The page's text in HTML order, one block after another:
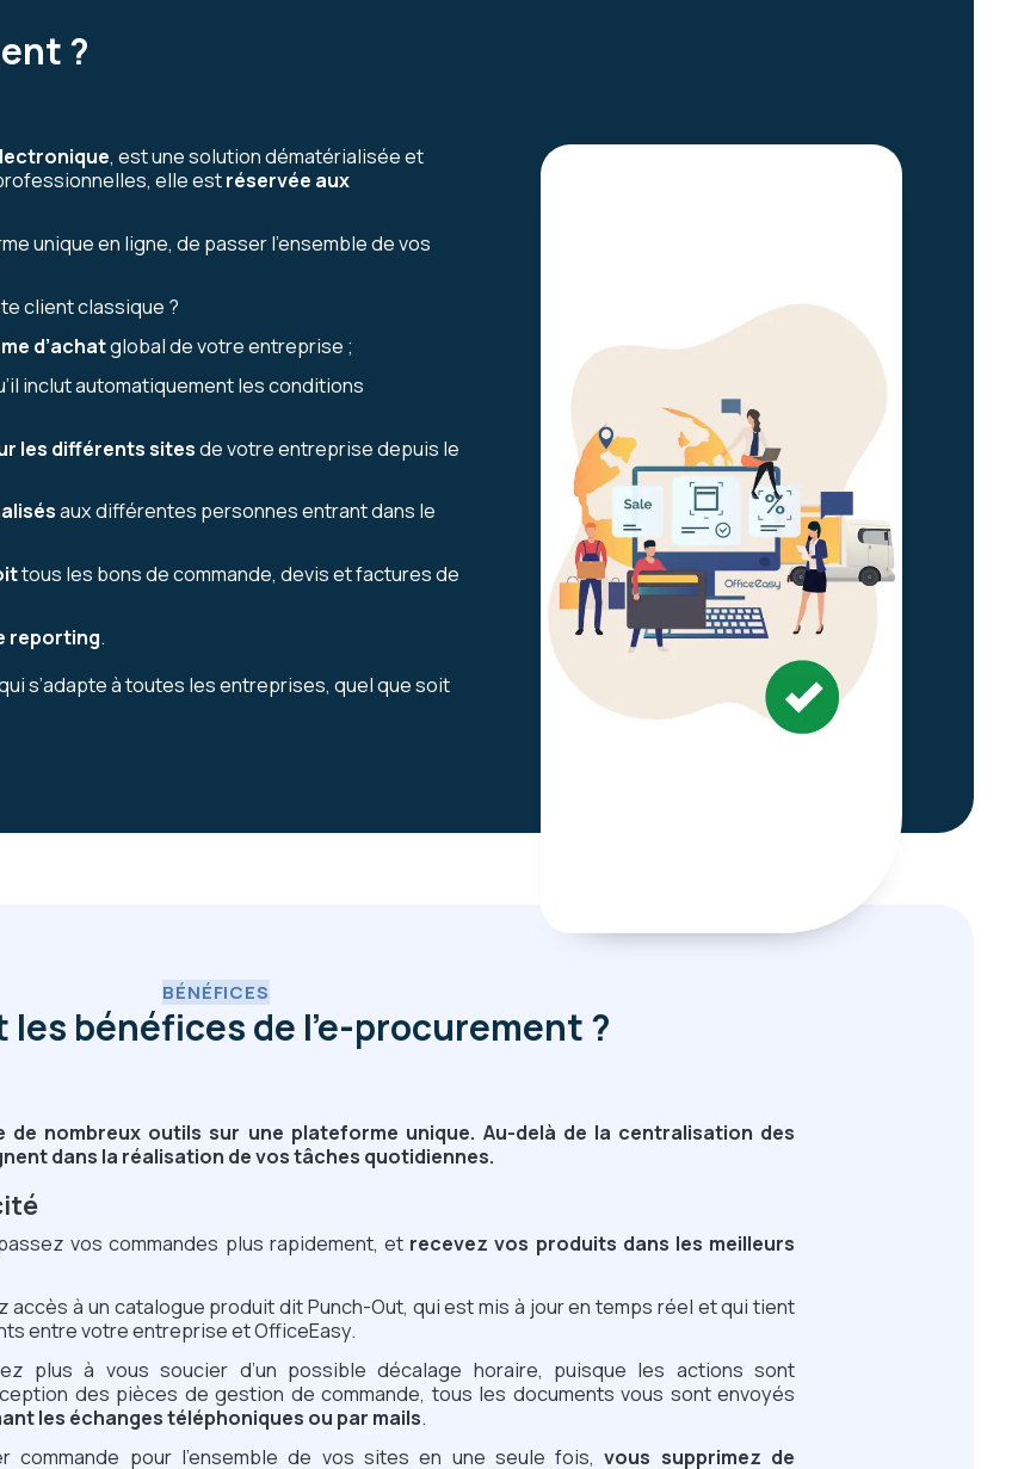
?
, est une solution dématérialisée et
elle estréservée aux
unique en ligne, de passer l’ensemble de vos
client classique ?
d’achatglobal de votre entreprise ;
inclut automatiquement les conditions
les différents sitesde votre entreprise depuis le
aux différentes personnes entrant dans le
tous les bons de commande, devis et factures de
reporting.
s’adapte à toutes les entreprises, quel que soit
BÉNÉFICES
les bénéfices de l’e-procurement ?
de nombreux outils sur une plateforme unique. Au-delà de la centralisation des
dans la réalisation de vos tâches quotidiennes.
vos commandes plus rapidement, et recevez vos produits dans les meilleurs
accès à un catalogue produit dit Punch-Out, qui est mis à jour en temps réel et qui tient
entre votre entreprise et OfficeEasy.
plus à vous soucier d’un possible décalage horaire, puisque les actions sont
des pièces de gestion de commande, tous les documents vous sont envoyés
les échanges téléphoniques ou par mails.
commande pour l’ensemble de vos sites en une seule fois,vous supprimez de